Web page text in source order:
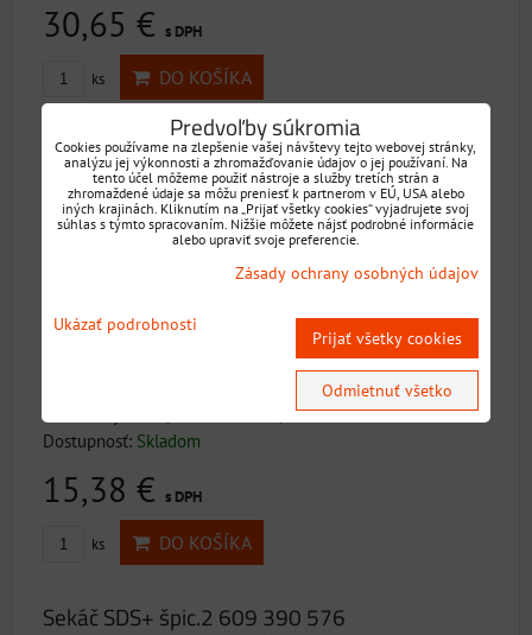
30,65 € s DPH
ks DO KOŠÍKA
Sekáč SDS+ pl.2 609 390 394 (052)
Séria výrobkov Príslušenstvo PROŠpecifikácia 250 x 20
mmPlochý sekáč, dlhá životnosť, o 30 %...
Dostupnosť: Skladom
15,38 € s DPH
ks DO KOŠÍKA
Sekáč SDS+ špic.2 609 390 576
Predvoľby súkromia
Cookies používame na zlepšenie vašej návštevy tejto webovej stránky,
analýzu jej výkonnosti a zhromažďovanie údajov o jej používaní. Na
tento účel môžeme použiť nástroje a služby tretích strán a
zhromaždené údaje sa môžu preniesť k partnerom v EÚ, USA alebo
iných krajinách. Kliknutím na „Prijať všetky cookies“ vyjadrujete svoj
súhlas s týmto spracovaním. Nižšie môžete nájsť podrobné informácie
alebo upraviť svoje preferencie.
Zásady ochrany osobných údajov
Ukázať podrobnosti
Prijať všetky cookies
Odmietnuť všetko